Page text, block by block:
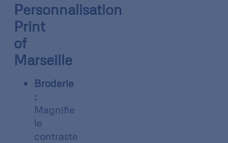
Personnalisation
Print
of
Marseille
Broderie
:
Magnifie
le
contraste